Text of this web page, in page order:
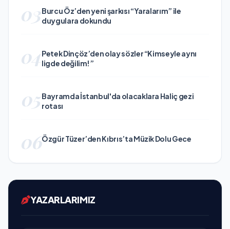
03Burcu Öz’den yeni şarkısı “Yaralarım” ile
duygulara dokundu
04Petek Dinçöz’den olay sözler “Kimseyle aynı
ligde değilim!”
05Bayramda İstanbul'da olacaklara Haliç gezi
rotası
06Özgür Tüzer’den Kıbrıs’ta Müzik Dolu Gece
YAZARLARIMIZ